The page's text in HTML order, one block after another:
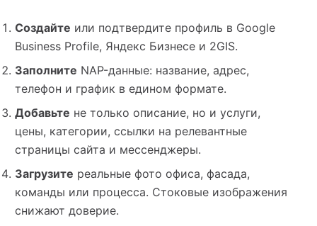
Создайте или подтвердите профиль в Google
Business Profile, Яндекс Бизнесе и 2GIS.
Заполните NAP-данные: название, адрес,
телефон и график в едином формате.
Добавьте не только описание, но и услуги,
цены, категории, ссылки на релевантные
страницы сайта и мессенджеры.
Загрузите реальные фото офиса, фасада,
команды или процесса. Стоковые изображения
снижают доверие.